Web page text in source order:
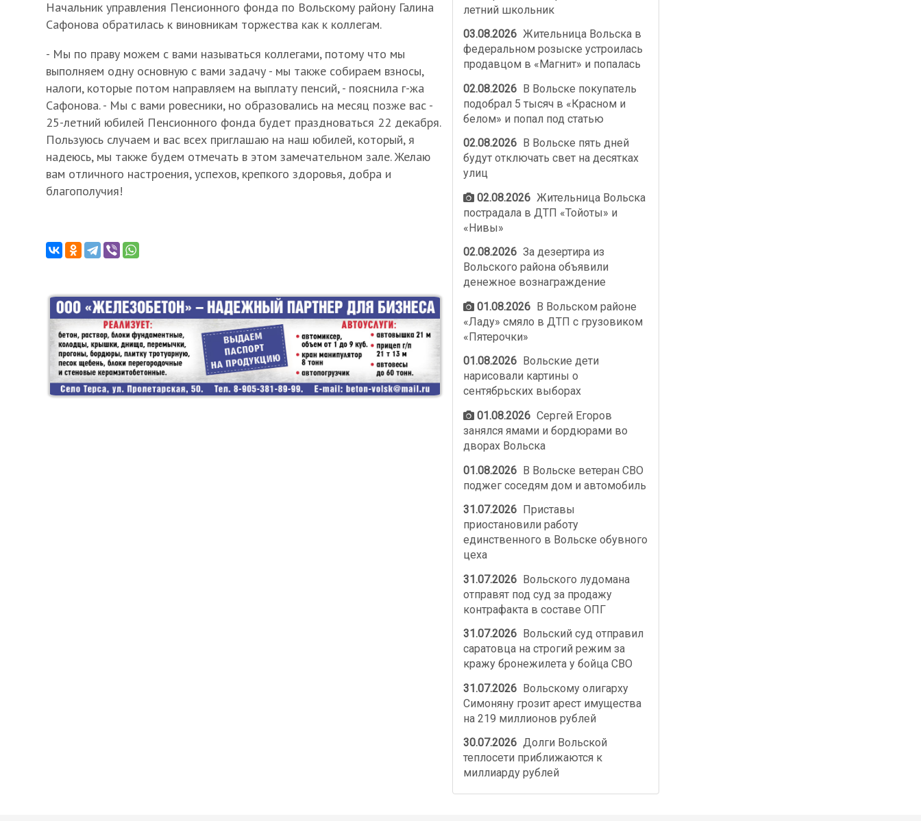
Начальник управления Пенсионного фонда по Вольскому району Галина
Сафонова обратилась к виновникам торжества как к коллегам.
- Мы по праву можем с вами называться коллегами, потому что мы
выполняем одну основную с вами задачу - мы также собираем взносы,
налоги, которые потом направляем на выплату пенсий, - пояснила г-жа
Сафонова. - Мы с вами ровесники, но образовались на месяц позже вас -
25-летний юбилей Пенсионного фонда будет праздноваться 22 декабря.
Пользуюсь случаем и вас всех приглашаю на наш юбилей, который, я
надеюсь, мы также будем отмечать в этом замечательном зале. Желаю
вам отличного настроения, успехов, крепкого здоровья, добра и
благополучия!
летний школьник
03.08.2026 Жительница Вольска в
федеральном розыске устроилась
продавцом в «Магнит» и попалась
02.08.2026 В Вольске покупатель
подобрал 5 тысяч в «Красном и
белом» и попал под статью
02.08.2026
В Вольске пять дней
будут отключать свет на десятках
улиц
02.08.2026 Жительница Вольска
пострадала в ДТП «Тойоты» и
«Нивы»
02.08.2026 За дезертира из
Вольского района объявили
денежное вознаграждение
01.08.2026 В Вольском районе
«Ладу» смяло в ДТП с грузовиком
«Пятерочки»
01.08.2026
Вольские дети
нарисовали картины о
сентябрьских выборах
01.08.2026 Сергей Егоров
занялся ямами и бордюрами во
дворах Вольска
01.08.2026 В Вольске ветеран СВО
поджег соседям дом и автомобиль
31.07.2026 Приставы
приостановили работу
единственного в Вольске обувного
цеха
31.07.2026 Вольского лудомана
отправят под суд за продажу
контрафакта в составе ОПГ
31.07.2026 Вольский суд отправил
саратовца на строгий режим за
кражу бронежилета у бойца СВО
31.07.2026 Вольскому олигарху
Симоняну грозит арест имущества
на 219 миллионов рублей
30.07.2026 Долги Вольской
теплосети приближаются к
миллиарду рублей